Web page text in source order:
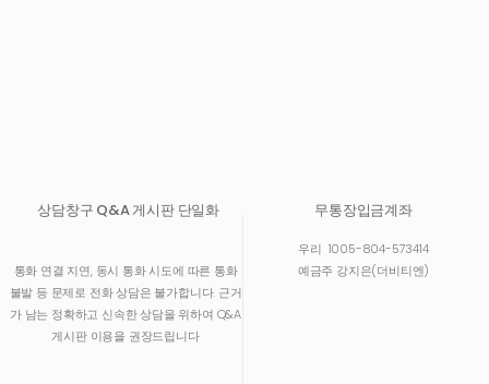
상담창구 Q&A 게시판 단일화
통화 연결 지연, 동시 통화 시도에 따른 통화
불발 등 문제로 전화 상담은 불가합니다. 근거
가 남는 정확하고 신속한 상담을 위하여 Q&A
게시판 이용을 권장드립니다
무통장입금계좌
우리 1005-804-573414
예금주 강지은(더비티엔)